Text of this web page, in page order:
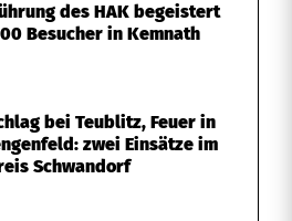
des HAK begeistert
Besucher in Kemnath
bei Teublitz, Feuer in
zwei Einsätze im
Schwandorf